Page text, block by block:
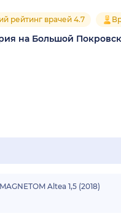
рейтинг врачей 4.7
на Большой
Altea 1,5 (2018)